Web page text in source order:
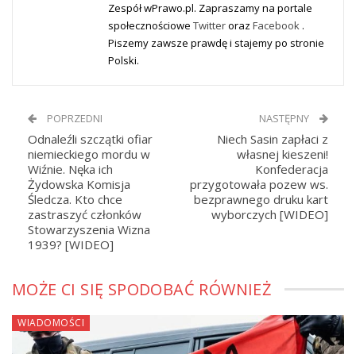
Zespół wPrawo.pl. Zapraszamy na portale
społecznościowe Twitteroraz Facebook .
Piszemy zawsze prawdę i stajemy po stronie
Polski.
POPRZEDNI
Odnaleźli szczątki ofiar
niemieckiego mordu w
Wiźnie. Nęka ich
Żydowska Komisja
Śledcza. Kto chce
zastraszyć członków
Stowarzyszenia Wizna
1939? [WIDEO]
NASTĘPNY
Niech Sasin zapłaci z
własnej kieszeni!
Konfederacja
przygotowała pozew ws.
bezprawnego druku kart
wyborczych [WIDEO]
MOŻE CI SIĘ SPODOBAĆ RÓWNIEŻ
WIADOMOŚCI